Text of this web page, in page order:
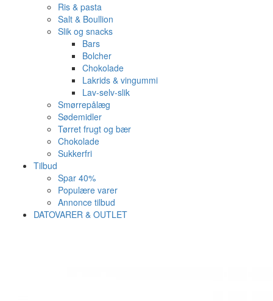
Ris & pasta
Salt & Boullion
Slik og snacks
Bars
Bolcher
Chokolade
Lakrids & vingummi
Lav-selv-slik
Smørrepålæg
Sødemidler
Tørret frugt og bær
Chokolade
Sukkerfri
Tilbud
Spar 40%
Populære varer
Annonce tilbud
DATOVARER & OUTLET